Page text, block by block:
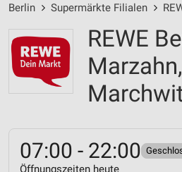
Berlin Supermärkte Filialen
REWE
Marzahn,
07:00 - 22:00
Öffnungszeiten heute